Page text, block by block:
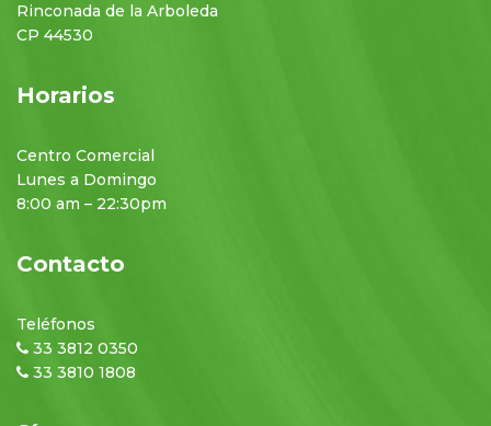
Rinconada de la Arboleda
CP 44530
Horarios
Centro Comercial
Lunes a Domingo
8:00 am – 22:30pm
Contacto
Teléfonos
33 3812 0350
33 3810 1808